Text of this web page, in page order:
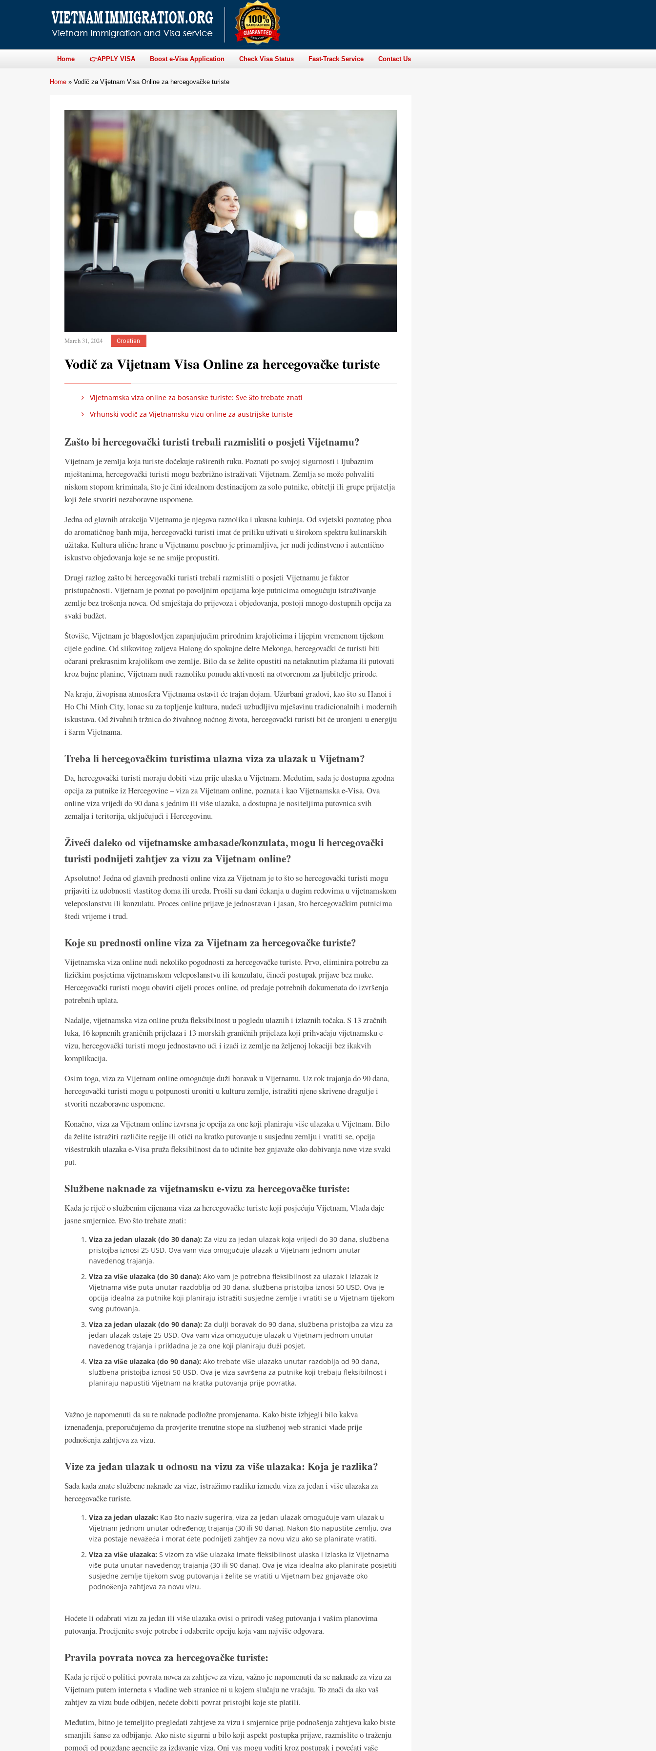
Home 👉APPLY VISA Boost e-Visa Application Check Visa Status Fast-Track Service Contact Us
Home » Vodič za Vijetnam Visa Online za hercegovačke turiste
March 31, 2024 Croatian
Vodič za Vijetnam Visa Online za hercegovačke turiste
Vijetnamska viza online za bosanske turiste: Sve što trebate znati
Vrhunski vodič za Vijetnamsku vizu online za austrijske turiste
Zašto bi hercegovački turisti trebali razmisliti o posjeti Vijetnamu?
Vijetnam je zemlja koja turiste dočekuje raširenih ruku. Poznati po svojoj sigurnosti i ljubaznim
mještanima, hercegovački turisti mogu bezbrižno istraživati Vijetnam. Zemlja se može pohvaliti
niskom stopom kriminala, što je čini idealnom destinacijom za solo putnike, obitelji ili grupe prijatelja
koji žele stvoriti nezaboravne uspomene.
Jedna od glavnih atrakcija Vijetnama je njegova raznolika i ukusna kuhinja. Od svjetski poznatog phoa
do aromatičnog banh mija, hercegovački turisti imat će priliku uživati u širokom spektru kulinarskih
užitaka. Kultura ulične hrane u Vijetnamu posebno je primamljiva, jer nudi jedinstveno i autentično
iskustvo objedovanja koje se ne smije propustiti.
Drugi razlog zašto bi hercegovački turisti trebali razmisliti o posjeti Vijetnamu je faktor
pristupačnosti. Vijetnam je poznat po povoljnim opcijama koje putnicima omogućuju istraživanje
zemlje bez trošenja novca. Od smještaja do prijevoza i objedovanja, postoji mnogo dostupnih opcija za
svaki budžet.
Štoviše, Vijetnam je blagoslovljen zapanjujućim prirodnim krajolicima i lijepim vremenom tijekom
cijele godine. Od slikovitog zaljeva Halong do spokojne delte Mekonga, hercegovački će turisti biti
očarani prekrasnim krajolikom ove zemlje. Bilo da se želite opustiti na netaknutim plažama ili putovati
kroz bujne planine, Vijetnam nudi raznoliku ponudu aktivnosti na otvorenom za ljubitelje prirode.
Na kraju, živopisna atmosfera Vijetnama ostavit će trajan dojam. Užurbani gradovi, kao što su Hanoi i
Ho Chi Minh City, lonac su za topljenje kultura, nudeći uzbudljivu mješavinu tradicionalnih i modernih
iskustava. Od živahnih tržnica do živahnog noćnog života, hercegovački turisti bit će uronjeni u energiju
i šarm Vijetnama.
Treba li hercegovačkim turistima ulazna viza za ulazak u Vijetnam?
Da, hercegovački turisti moraju dobiti vizu prije ulaska u Vijetnam. Međutim, sada je dostupna zgodna
opcija za putnike iz Hercegovine – viza za Vijetnam online, poznata i kao Vijetnamska e-Visa. Ova
online viza vrijedi do 90 dana s jednim ili više ulazaka, a dostupna je nositeljima putovnica svih
zemalja i teritorija, uključujući i Hercegovinu.
Živeći daleko od vijetnamske ambasade/konzulata, mogu li hercegovački
turisti podnijeti zahtjev za vizu za Vijetnam online?
Apsolutno! Jedna od glavnih prednosti online viza za Vijetnam je to što se hercegovački turisti mogu
prijaviti iz udobnosti vlastitog doma ili ureda. Prošli su dani čekanja u dugim redovima u vijetnamskom
veleposlanstvu ili konzulatu. Proces online prijave je jednostavan i jasan, što hercegovačkim putnicima
štedi vrijeme i trud.
Koje su prednosti online viza za Vijetnam za hercegovačke turiste?
Vijetnamska viza online nudi nekoliko pogodnosti za hercegovačke turiste. Prvo, eliminira potrebu za
fizičkim posjetima vijetnamskom veleposlanstvu ili konzulatu, čineći postupak prijave bez muke.
Hercegovački turisti mogu obaviti cijeli proces online, od predaje potrebnih dokumenata do izvršenja
potrebnih uplata.
Nadalje, vijetnamska viza online pruža fleksibilnost u pogledu ulaznih i izlaznih točaka. S 13 zračnih
luka, 16 kopnenih graničnih prijelaza i 13 morskih graničnih prijelaza koji prihvaćaju vijetnamsku e-
vizu, hercegovački turisti mogu jednostavno ući i izaći iz zemlje na željenoj lokaciji bez ikakvih
komplikacija.
Osim toga, viza za Vijetnam online omogućuje duži boravak u Vijetnamu. Uz rok trajanja do 90 dana,
hercegovački turisti mogu u potpunosti uroniti u kulturu zemlje, istražiti njene skrivene dragulje i
stvoriti nezaboravne uspomene.
Konačno, viza za Vijetnam online izvrsna je opcija za one koji planiraju više ulazaka u Vijetnam. Bilo
da želite istražiti različite regije ili otići na kratko putovanje u susjednu zemlju i vratiti se, opcija
višestrukih ulazaka e-Visa pruža fleksibilnost da to učinite bez gnjavaže oko dobivanja nove vize svaki
put.
Službene naknade za vijetnamsku e-vizu za hercegovačke turiste:
Kada je riječ o službenim cijenama viza za hercegovačke turiste koji posjećuju Vijetnam, Vlada daje
jasne smjernice. Evo što trebate znati:
Viza za jedan ulazak (do 30 dana): Za vizu za jedan ulazak koja vrijedi do 30 dana, službena
pristojba iznosi 25 USD. Ova vam viza omogućuje ulazak u Vijetnam jednom unutar
navedenog trajanja.
Viza za više ulazaka (do 30 dana): Ako vam je potrebna fleksibilnost za ulazak i izlazak iz
Vijetnama više puta unutar razdoblja od 30 dana, službena pristojba iznosi 50 USD. Ova je
opcija idealna za putnike koji planiraju istražiti susjedne zemlje i vratiti se u Vijetnam tijekom
svog putovanja.
Viza za jedan ulazak (do 90 dana): Za dulji boravak do 90 dana, službena pristojba za vizu za
jedan ulazak ostaje 25 USD. Ova vam viza omogućuje ulazak u Vijetnam jednom unutar
navedenog trajanja i prikladna je za one koji planiraju duži posjet.
Viza za više ulazaka (do 90 dana): Ako trebate više ulazaka unutar razdoblja od 90 dana,
službena pristojba iznosi 50 USD. Ova je viza savršena za putnike koji trebaju fleksibilnost i
planiraju napustiti Vijetnam na kratka putovanja prije povratka.
Važno je napomenuti da su te naknade podložne promjenama. Kako biste izbjegli bilo kakva
iznenađenja, preporučujemo da provjerite trenutne stope na službenoj web stranici vlade prije
podnošenja zahtjeva za vizu.
Vize za jedan ulazak u odnosu na vizu za više ulazaka: Koja je razlika?
Sada kada znate službene naknade za vize, istražimo razliku između viza za jedan i više ulazaka za
hercegovačke turiste.
Viza za jedan ulazak: Kao što naziv sugerira, viza za jedan ulazak omogućuje vam ulazak u
Vijetnam jednom unutar određenog trajanja (30 ili 90 dana). Nakon što napustite zemlju, ova
viza postaje nevažeća i morat ćete podnijeti zahtjev za novu vizu ako se planirate vratiti.
Viza za više ulazaka: S vizom za više ulazaka imate fleksibilnost ulaska i izlaska iz Vijetnama
više puta unutar navedenog trajanja (30 ili 90 dana). Ova je viza idealna ako planirate posjetiti
susjedne zemlje tijekom svog putovanja i želite se vratiti u Vijetnam bez gnjavaže oko
podnošenja zahtjeva za novu vizu.
Hoćete li odabrati vizu za jedan ili više ulazaka ovisi o prirodi vašeg putovanja i vašim planovima
putovanja. Procijenite svoje potrebe i odaberite opciju koja vam najviše odgovara.
Pravila povrata novca za hercegovačke turiste:
Kada je riječ o politici povrata novca za zahtjeve za vizu, važno je napomenuti da se naknade za vizu za
Vijetnam putem interneta s vladine web stranice ni u kojem slučaju ne vraćaju. To znači da ako vaš
zahtjev za vizu bude odbijen, nećete dobiti povrat pristojbi koje ste platili.
Međutim, bitno je temeljito pregledati zahtjeve za vizu i smjernice prije podnošenja zahtjeva kako biste
smanjili šanse za odbijanje. Ako niste sigurni u bilo koji aspekt postupka prijave, razmislite o traženju
pomoći od pouzdane agencije za izdavanje viza. Oni vas mogu voditi kroz postupak i povećati vaše